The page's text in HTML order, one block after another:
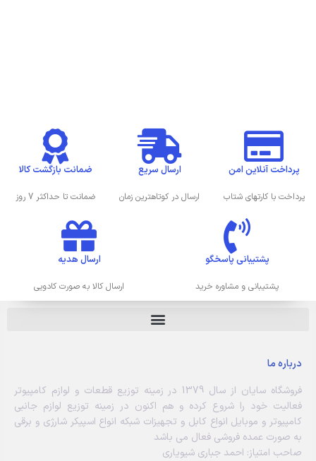
پرداخت آنلاین امن
پرداخت با کارتهای شتاب
ارسال سریع
ارسال در کوتاهترین زمان
ضمانت بازگشت کالا
ضمانت تا حداکثر 7 روز
پشتیبانی پاسخگو
پشتیبانی و مشاوره خرید
ارسال هدیه
ارسال کالا به صورت کادویی
درباره ما
فروشگاه سایان از سال 1379 در زمینه توزیع قطعات و لوازم کامپیوتر
فعالیت خود را شروع کرده و هم اکنون در زمینه توزیع لوازم جانبی
کامپیوتر و موبایل انواع کابل و تجهیزات شبکه انواع اسپیکر شارژی و برقی
به صورت عمده فروشی فعال می باشد
صاحب امتیاز: احمد جباری شیویاری